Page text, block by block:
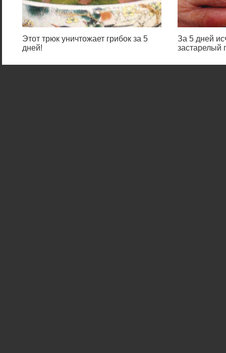
Этот трюк уничтожает грибок за 5
дней!
За 5 дней
застарелый